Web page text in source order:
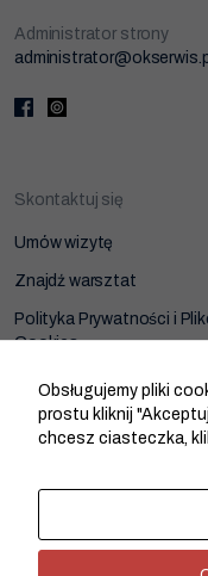
Administrator strony
Skontaktuj się
Umów wizytę
Znajdź warsztat
Polityka Prywatności i
Cookies
Zarządzanie zgodami
Strefa Warsztatu
Obsługujemy pliki
prostu kliknij
chcesz ciasteczka,